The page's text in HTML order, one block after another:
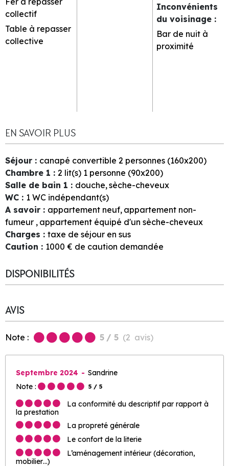
collectif
Table à repasser
collective
Inconvénients
du voisinage :
Bar de nuit à
proximité
EN SAVOIR PLUS
Séjour : canapé convertible 2 personnes (160x200)
Chambre 1 : 2 lit(s) 1 personne (90x200)
Salle de bain 1 : douche sèche-cheveux
WC : 1 WC indépendant(s)
A savoir : appartement neuf appartement non-
fumeur appartement équipé d'un sèche-cheveux
Charges : taxe de séjour en sus
Caution : 1000 € de caution demandée
DISPONIBILITÉS
AVIS
Note : 5 / 5 (2 avis)
Septembre 2024
Sandrine
Note :
5 / 5
La conformité du descriptif par rapport à
la prestation
La propreté générale
Le confort de la literie
L’aménagement intérieur (décoration,
mobilier…)